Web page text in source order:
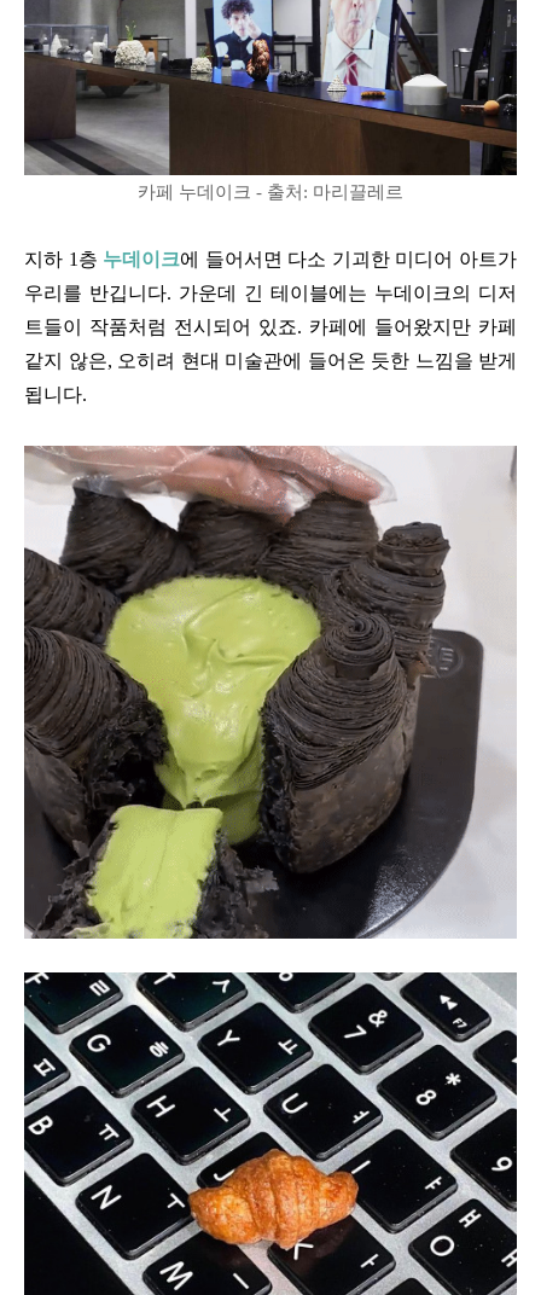
카페 누데이크 - 출처: 마리끌레르
지하 1층 누데이크에 들어서면 다소 기괴한 미디어 아트가
우리를 반깁니다. 가운데 긴 테이블에는 누데이크의 디저
트들이 작품처럼 전시되어 있죠. 카페에 들어왔지만 카페
같지 않은, 오히려 현대 미술관에 들어온 듯한 느낌을 받게
됩니다.